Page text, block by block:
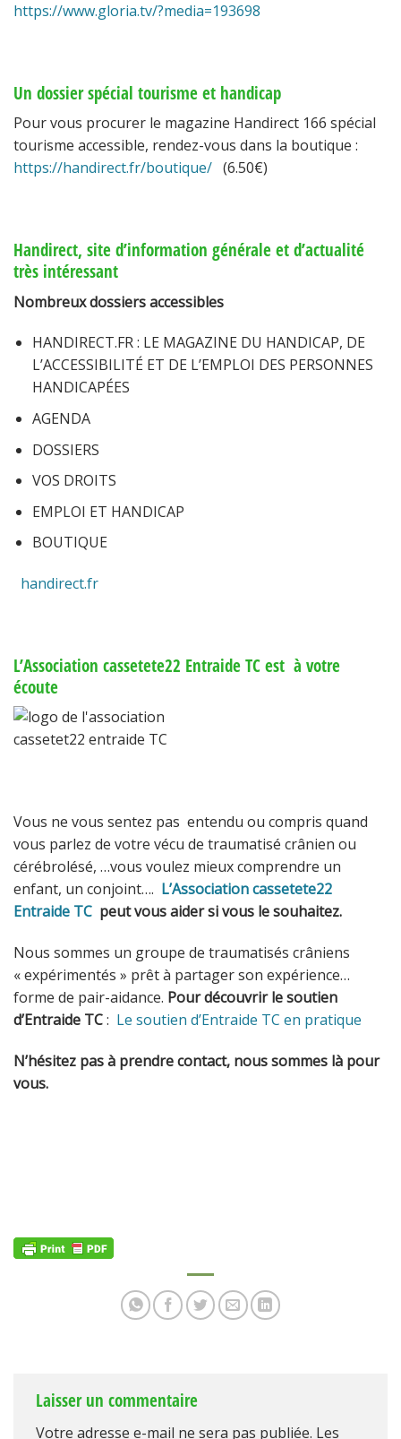
https://www.gloria.tv/?media=193698
Un dossier spécial tourisme et handicap
Pour vous procurer le magazine Handirect 166 spécial
tourisme accessible, rendez-vous dans la boutique :
https://handirect.fr/boutique/ (6.50€)
Handirect, site d’information générale et d’actualité
très intéressant
Nombreux dossiers accessibles
HANDIRECT.FR : LE MAGAZINE DU HANDICAP, DE
L’ACCESSIBILITÉ ET DE L’EMPLOI DES PERSONNES
HANDICAPÉES
AGENDA
DOSSIERS
VOS DROITS
EMPLOI ET HANDICAP
BOUTIQUE
handirect.fr
L’Association cassetete22 Entraide TC est à votre
écoute
Vous ne vous sentez pas entendu ou compris quand
vous parlez de votre vécu de traumatisé crânien ou
cérébrolésé, …vous voulez mieux comprendre un
enfant, un conjoint…. L’Association cassetete22
Entraide TC peut vous aider si vous le souhaitez.
Nous sommes un groupe de traumatisés crâniens
« expérimentés » prêt à partager son expérience…
forme de pair-aidance. Pour découvrir le soutien
d’Entraide TC: Le soutien d’Entraide TC en pratique
N’hésitez pas à prendre contact, nous sommes là pour
vous.
Laisser un commentaire
Votre adresse e-mail ne sera pas publiée. Les